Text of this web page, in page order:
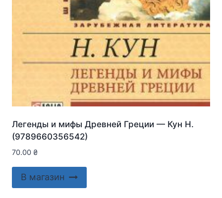
Легенды и мифы Древней Греции — Кун Н.
(9789660356542)
70.00 ₴
В магазин